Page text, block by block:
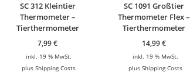
SC 312 Kleintier
Thermometer –
Tierthermometer
7,99€
inkl. 19 % MwSt.
plusShipping Costs
SC 1091 Großtier
Thermometer Flex –
Tierthermometer
14,99€
inkl. 19 % MwSt.
plus Shipping Costs